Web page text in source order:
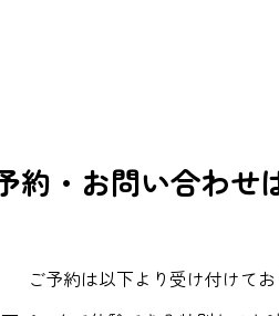
約・お問い合わせ
ご予約は以下より受け付けてお